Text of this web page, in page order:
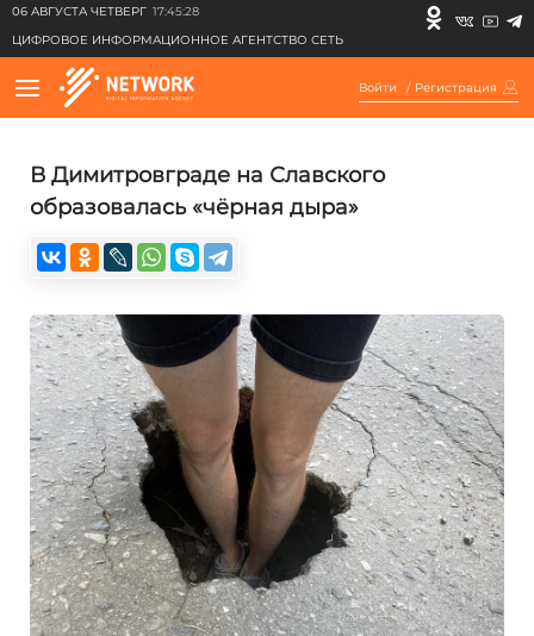
06 АВГУСТА ЧЕТВЕРГ 17:45:28
ЦИФРОВОЕ ИНФОРМАЦИОННОЕ АГЕНТСТВО СЕТЬ
Войти / Регистрация
В Димитровграде на Славского
образовалась «чёрная дыра»